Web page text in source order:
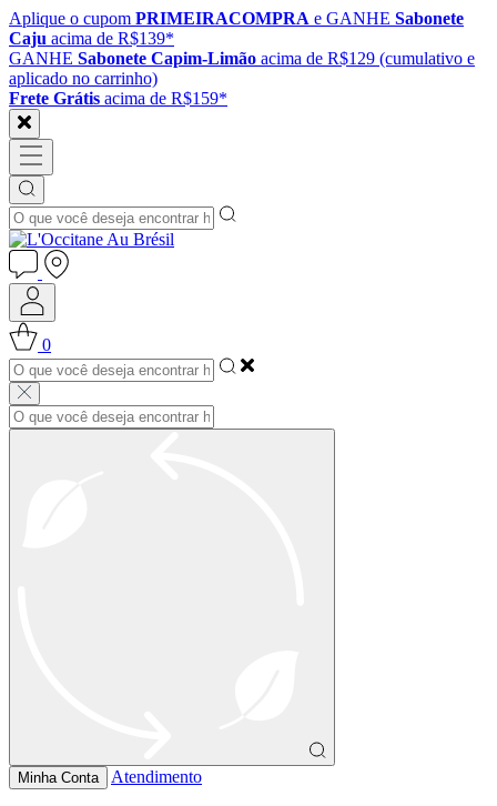
Aplique o cupom PRIMEIRACOMPRA e GANHE Sabonete
Caju acima de R$139*
GANHE Sabonete Capim-Limão acima de R$129 (cumulativo e
aplicado no carrinho)
Frete Grátis acima de R$159*
0
Minha Conta Atendimento